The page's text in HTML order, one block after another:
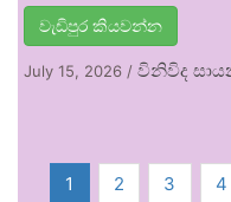
වැඩිපුර කියවන්න
July 15, 2026 / විනිවිද
1 2 3 4